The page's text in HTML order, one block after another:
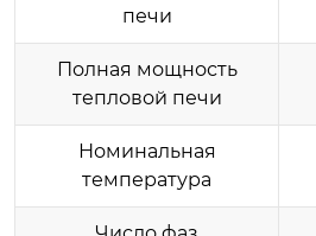
печи
Полная мощность
тепловой печи
Номинальная
температура